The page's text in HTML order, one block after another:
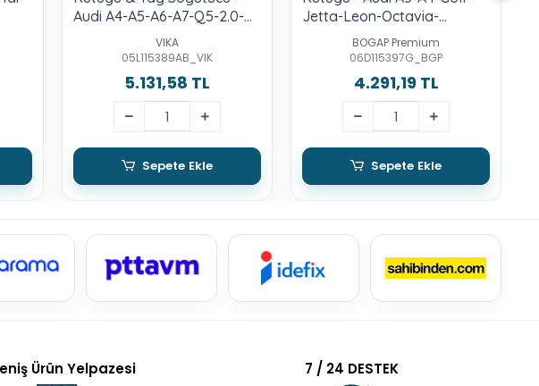
Audi A4-A5-A6-A7-Q5-2.0-
Tdı-Dtpa-DfbaVIKA
05L115389AB_VIK
5.131,58 TL
Sepete Ekle
Jetta-Leon-Octavia-
Passat-2.0-Fsı-Bly-Blr-Blx-
Bvx-Bvz-Bvy
BOGAP Premium
06D115397G_BGP
4.291,19 TL
Sepete Ekle
Ürün Yelpazesi 7 / 24 DESTEK